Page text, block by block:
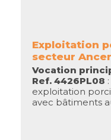
Exploitation
secteur
Vocation
Ref. 4426PL08
exploitation
avec bâtiments